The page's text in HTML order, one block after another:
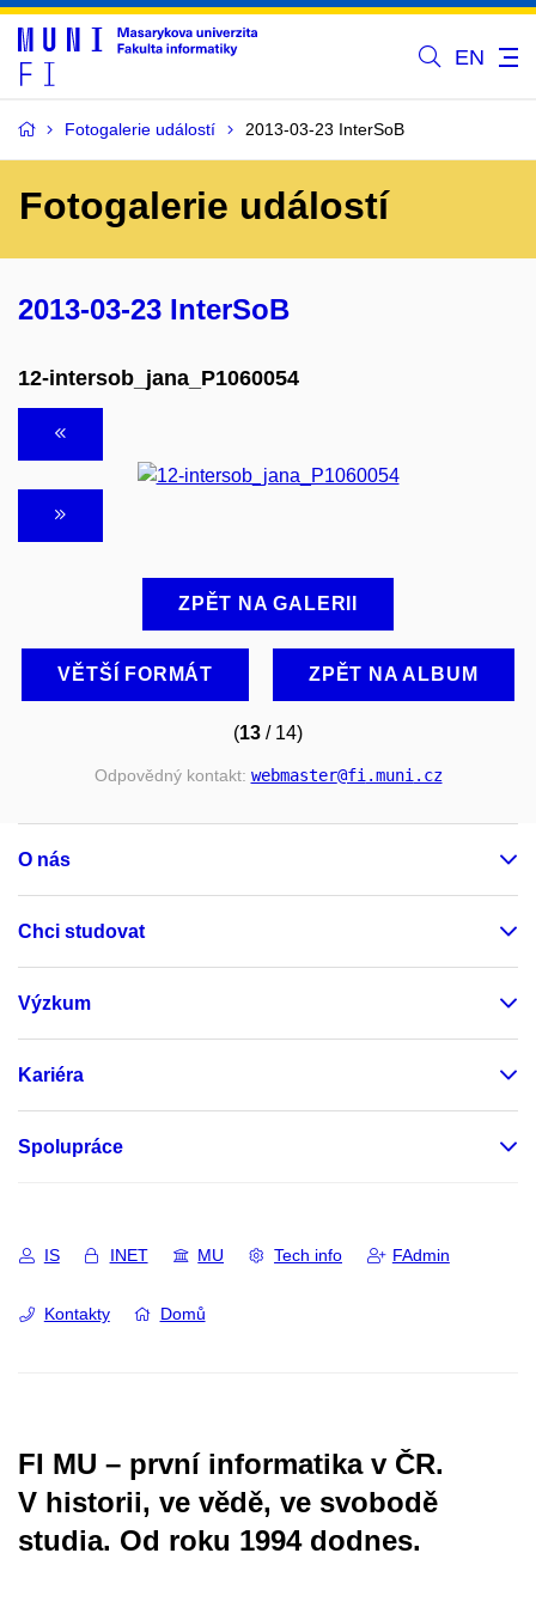
EN
Fotogalerie událostí 2013-03-23 InterSoB
Fotogalerie událostí
2013-03-23 InterSoB
12-intersob_jana_P1060054
ZPĚT NA GALERII
VĚTŠÍ FORMÁT ZPĚT NA ALBUM
(13 / 14)
Odpovědný kontakt: webmaster@fi.muni.cz
O nás
Chci studovat
Výzkum
Kariéra
Spolupráce
IS INET MU Tech info FAdmin
Kontakty Domů
FI MU – první informatika v ČR.
V historii, ve vědě, ve svobodě
studia. Od roku 1994 dodnes.